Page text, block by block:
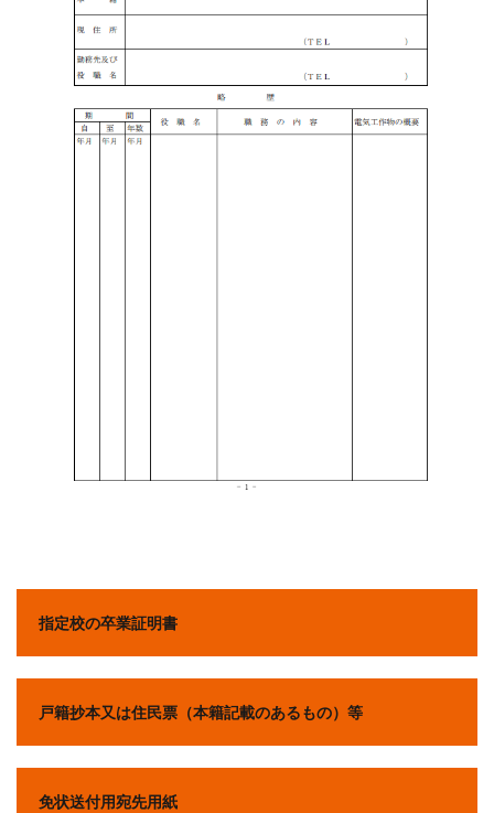
指定校の卒業証明書
戸籍抄本又は住民票（本籍記載のあるもの）等
免状送付用宛先用紙